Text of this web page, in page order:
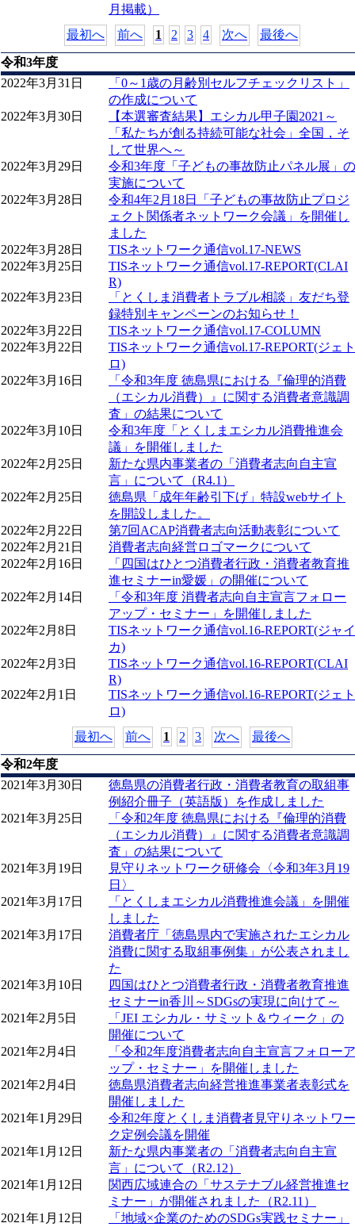
月掲載）
最初へ
前へ 1 2 3 4 次へ 最後へ
令和3年度
2022年3月31日
「0～1歳の月齢別セルフチェックリスト」
の作成について
2022年3月30日
【本選審査結果】エシカル甲子園2021～
「私たちが創る持続可能な社会」全国，そ
して世界へ～
2022年3月29日
令和3年度「子どもの事故防止パネル展」の
実施について
2022年3月28日
令和4年2月18日「子どもの事故防止プロジ
ェクト関係者ネットワーク会議」を開催し
ました
2022年3月28日
TISネットワーク通信vol.17-NEWS
2022年3月25日
TISネットワーク通信vol.17-REPORT(CLAI
R)
2022年3月23日
「とくしま消費者トラブル相談」友だち登
録特別キャンペーンのお知らせ！
2022年3月22日
TISネットワーク通信vol.17-COLUMN
2022年3月22日
TISネットワーク通信vol.17-REPORT(ジェト
ロ)
2022年3月16日
「令和3年度 徳島県における『倫理的消費
（エシカル消費）』に関する消費者意識調
査」の結果について
2022年3月10日
令和3年度「とくしまエシカル消費推進会
議」を開催しました
2022年2月25日
新たな県内事業者の「消費者志向自主宣
言」について（R4.1）
2022年2月25日
徳島県「成年年齢引下げ」特設webサイト
を開設しました。
2022年2月22日
第7回ACAP消費者志向活動表彰について
2022年2月21日
消費者志向経営ロゴマークについて
2022年2月16日
「四国はひとつ消費者行政・消費者教育推
進セミナーin愛媛」の開催について
2022年2月14日
「令和3年度 消費者志向自主宣言フォロー
アップ・セミナー」を開催しました
2022年2月8日
TISネットワーク通信vol.16-REPORT(ジャイ
カ)
2022年2月3日
TISネットワーク通信vol.16-REPORT(CLAI
R)
2022年2月1日
TISネットワーク通信vol.16-REPORT(ジェト
ロ)
最初へ
前へ 1 2 3 次へ 最後へ
令和2年度
2021年3月30日
徳島県の消費者行政・消費者教育の取組事
例紹介冊子（英語版）を作成しました
2021年3月25日
「令和2年度 徳島県における『倫理的消費
（エシカル消費）』に関する消費者意識調
査」の結果について
2021年3月19日
見守りネットワーク研修会〈令和3年3月19
日〉
2021年3月17日
「とくしまエシカル消費推進会議」を開催
しました
2021年3月17日
消費者庁「徳島県内で実施されたエシカル
消費に関する取組事例集」が公表されまし
た
2021年3月10日
四国はひとつ消費者行政・消費者教育推進
セミナーin香川～SDGsの実現に向けて～
2021年2月5日
「JEI エシカル・サミット＆ウィーク」の
開催について
2021年2月4日
「令和2年度消費者志向自主宣言フォローア
ップ・セミナー」を開催しました
2021年2月4日
徳島県消費者志向経営推進事業者表彰式を
開催しました
2021年1月29日
令和2年度とくしま消費者見守りネットワー
ク定例会議を開催
2021年1月12日
新たな県内事業者の「消費者志向自主宣
言」について（R2.12）
2021年1月12日
関西広域連合の「サステナブル経営推進セ
ミナー」が開催されました（R2.11）
2021年1月12日
「地域×企業のためのSDGs実践セミナー」